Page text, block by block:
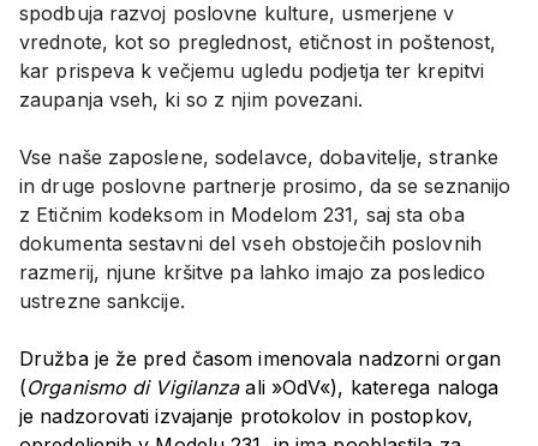
spodbuja razvoj poslovne kulture, usmerjene v
vrednote, kot so preglednost, etičnost in poštenost,
kar prispeva k večjemu ugledu podjetja ter krepitvi
zaupanja vseh, ki so z njim povezani.
Vse naše zaposlene, sodelavce, dobavitelje, stranke
in druge poslovne partnerje prosimo, da se seznanijo
z Etičnim kodeksom in Modelom 231, saj sta oba
dokumenta sestavni del vseh obstoječih poslovnih
razmerij, njune kršitve pa lahko imajo za posledico
ustrezne sankcije.
Družba je že pred časom imenovala nadzorni organ
(Organismo di Vigilanzaali »OdV«), katerega naloga
je nadzorovati izvajanje protokolov in postopkov,